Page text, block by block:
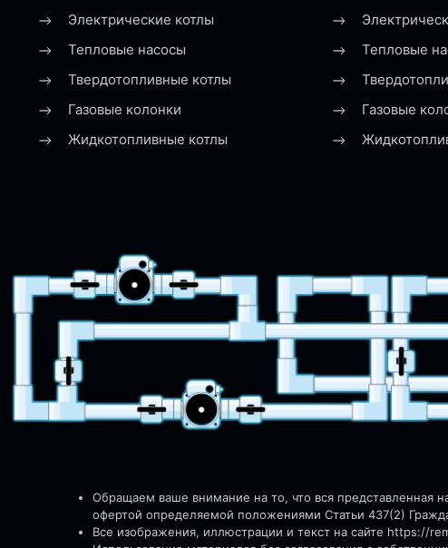
Электрические котлы
Тепловые насосы
Твердотопливные котлы
Газовые колонки
Жидкотопливные котлы
Тепловые
Газовые
Обращаем ваше внимание на то, что вся представленная
офертой определяемой положениями Статьи 437(2)
Все изображения, иллюстрации и текст на сайте https://